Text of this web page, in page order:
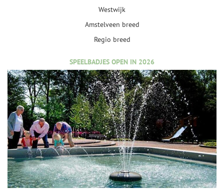
Westwijk
Amstelveen breed
Regio breed
SPEELBADJES OPEN IN 2026